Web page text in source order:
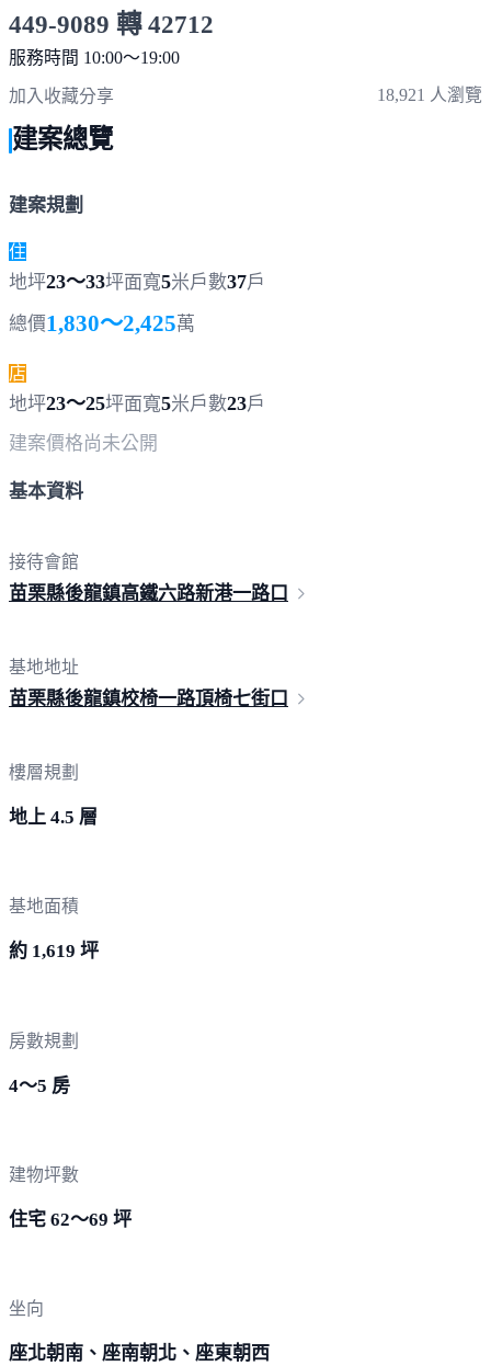
449-9089 轉 42712
服務時間 10:00～19:00
加入收藏分享 18,921 人瀏覽
建案總覽
建案規劃
住
地坪23～33坪面寬5米戶數37戶
總價1,830～2,425萬
店
地坪23～25坪面寬5米戶數23戶
建案價格尚未公開
基本資料
接待會館
苗栗縣後龍鎮高鐵六路新港一路口
基地地址
苗栗縣後龍鎮校椅一路頂椅七街口
樓層規劃
地上 4.5 層
基地面積
約 1,619 坪
房數規劃
4～5 房
建物坪數
住宅 62～69 坪
坐向
座北朝南、座南朝北、座東朝西